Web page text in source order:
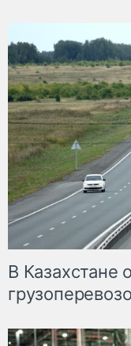
В Казахстане